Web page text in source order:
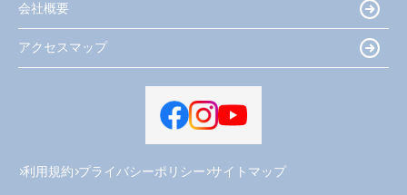
会社概要
アクセスマップ
利用規約 プライバシーポリシー サイトマップ